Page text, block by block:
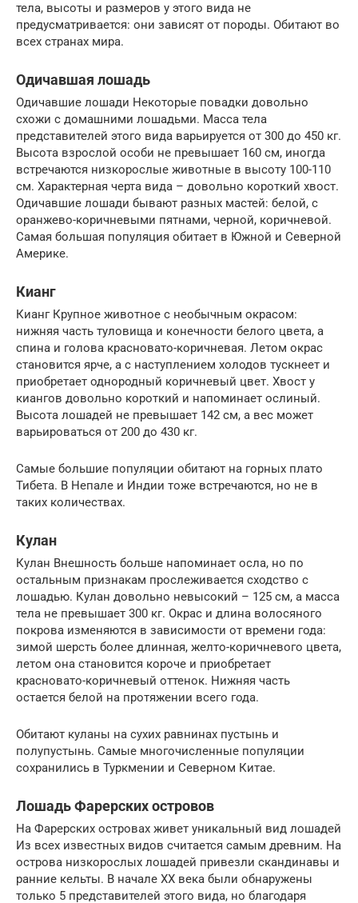
тела, высоты и размеров у этого вида не
предусматривается: они зависят от породы. Обитают во
всех странах мира.
Одичавшая лошадь
Одичавшие лошади Некоторые повадки довольно
схожи с домашними лошадьми. Масса тела
представителей этого вида варьируется от 300 до 450 кг.
Высота взрослой особи не превышает 160 см, иногда
встречаются низкорослые животные в высоту 100-110
см. Характерная черта вида – довольно короткий хвост.
Одичавшие лошади бывают разных мастей: белой, с
оранжево-коричневыми пятнами, черной, коричневой.
Самая большая популяция обитает в Южной и Северной
Америке.
Кианг
Кианг Крупное животное с необычным окрасом:
нижняя часть туловища и конечности белого цвета, а
спина и голова красновато-коричневая. Летом окрас
становится ярче, а с наступлением холодов тускнеет и
приобретает однородный коричневый цвет. Хвост у
киангов довольно короткий и напоминает ослиный.
Высота лошадей не превышает 142 см, а вес может
варьироваться от 200 до 430 кг.
Самые большие популяции обитают на горных плато
Тибета. В Непале и Индии тоже встречаются, но не в
таких количествах.
Кулан
Кулан Внешность больше напоминает осла, но по
остальным признакам прослеживается сходство с
лошадью. Кулан довольно невысокий – 125 см, а масса
тела не превышает 300 кг. Окрас и длина волосяного
покрова изменяются в зависимости от времени года:
зимой шерсть более длинная, желто-коричневого цвета,
летом она становится короче и приобретает
красновато-коричневый оттенок. Нижняя часть
остается белой на протяжении всего года.
Обитают куланы на сухих равнинах пустынь и
полупустынь. Самые многочисленные популяции
сохранились в Туркмении и Северном Китае.
Лошадь Фарерских островов
На Фарерских островах живет уникальный вид лошадей
Из всех известных видов считается самым древним. На
острова низкорослых лошадей привезли скандинавы и
ранние кельты. В начале XX века были обнаружены
только 5 представителей этого вида, но благодаря